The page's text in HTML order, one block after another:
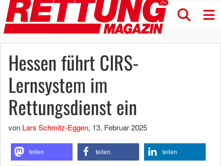
Hessen führt CIRS-
Lernsystem im
Rettungsdienst ein
von Lars Schmitz-Eggen, 13. Februar 2025
teilen teilen teilen